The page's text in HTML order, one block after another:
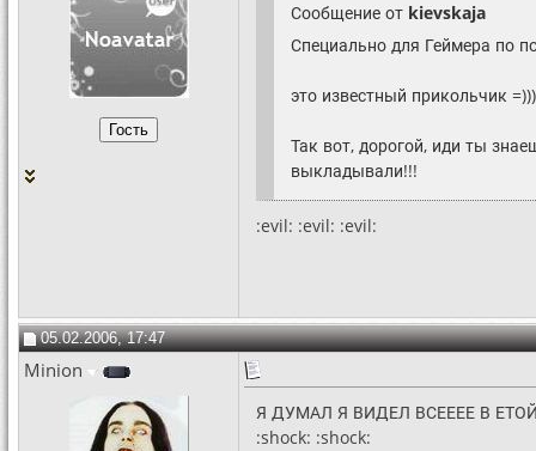
Сообщение от kievskaja
Специально для Геймера по
это известный прикольчик
Так вот, дорогой, иди ты
выкладывали!!!
:evil: :evil: :evil:
05.02.2006, 17:47
Minion
Я ДУМАЛ Я ВИДЕЛ ВСЕЕЕЕ В
:shock: :shock: